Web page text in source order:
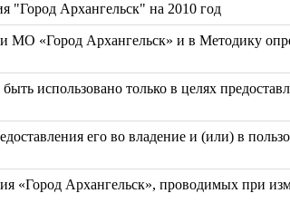
"Город Архангельск" на 2010 год
МО «Город Архангельск» и в Методику
использовано только в целях
его во владение и (или) в
«Город Архангельск», проводимых при